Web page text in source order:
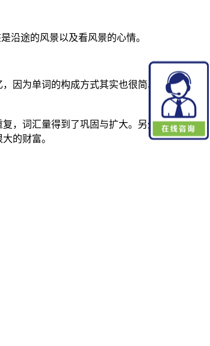
是沿途的风景以及看风景的心情。
因为单词的构成方式其实也很简单，就是26个
，词汇量得到了巩固与扩大。另外，要养成查
的财富。